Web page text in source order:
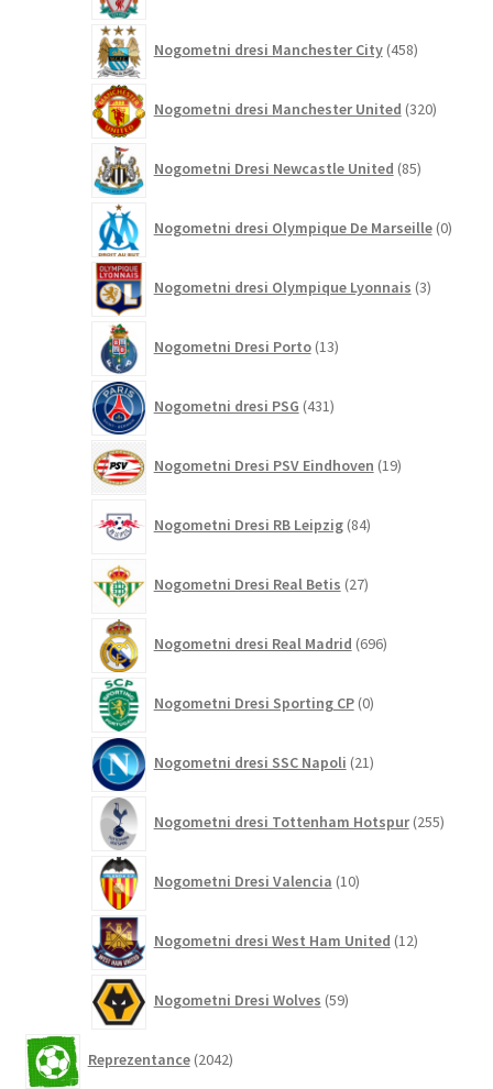
Nogometni dresi Manchester City 458izdelkov
Nogometni dresi Manchester United 320izdelkov
Nogometni Dresi Newcastle United 85izdelkov
Nogometni dresi Olympique De Marseille 0
Nogometni dresi Olympique Lyonnais 3izdelki
Nogometni Dresi Porto 13izdelkov
Nogometni dresi PSG 431izdelkov
Nogometni Dresi PSV Eindhoven 19izdelkov
Nogometni Dresi RB Leipzig 84izdelkov
Nogometni Dresi Real Betis 27izdelkov
Nogometni dresi Real Madrid 696izdelkov
Nogometni Dresi Sporting CP 0izdelkov
Nogometni dresi SSC Napoli 21izdelkov
Nogometni dresi Tottenham Hotspur 255
Nogometni Dresi Valencia 10izdelkov
Nogometni dresi West Ham United 12izdelkov
Nogometni Dresi Wolves 59izdelkov
Reprezentance 2042izdelkov